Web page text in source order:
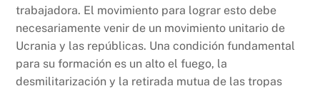
trabajadora. El movimiento para lograr esto debe
necesariamente venir de un movimiento unitario de
Ucrania y las repúblicas. Una condición fundamental
para su formación es un alto el fuego, la
desmilitarización y la retirada mutua de las tropas